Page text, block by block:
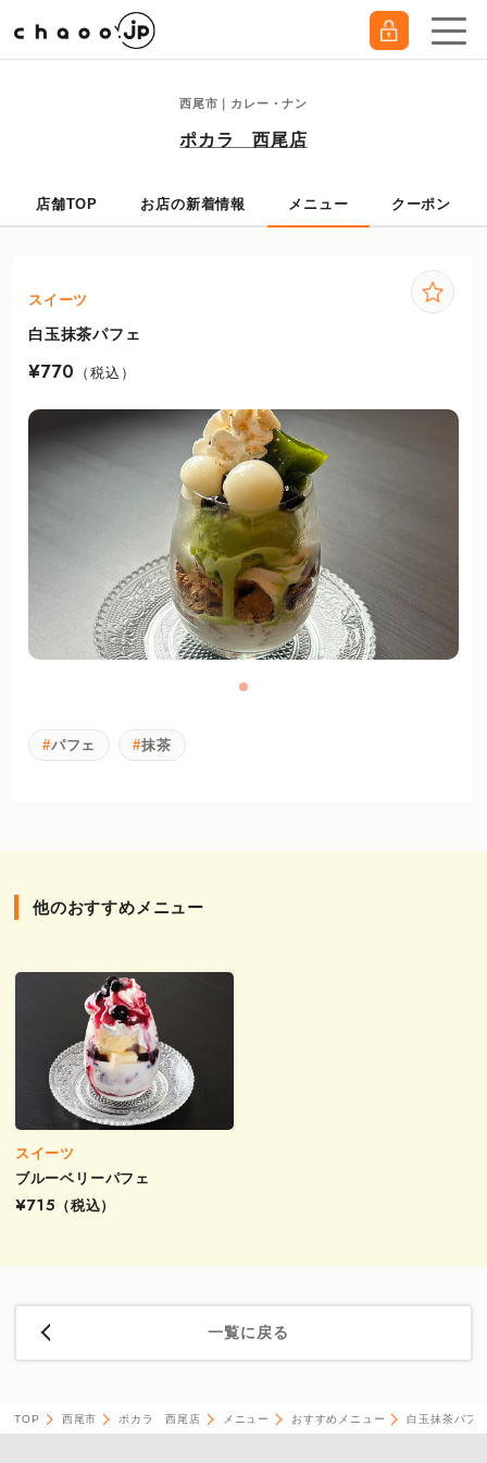
西尾市｜カレー・ナン
ポカラ 西尾店
店舗TOP お店の新着情報 メニュー クーポン
スイーツ
白玉抹茶パフェ
¥770 （税込）
パフェ 抹茶
他のおすすめメニュー
スイーツ
ブルーベリーパフェ
¥715 （税込）
一覧に戻る
TOP 西尾市 ポカラ 西尾店 メニュー おすすめメニュー 白玉抹茶パフ